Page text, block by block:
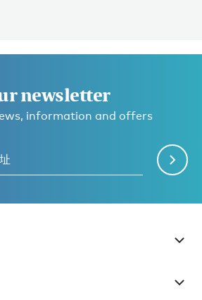
newsletter
information and offers